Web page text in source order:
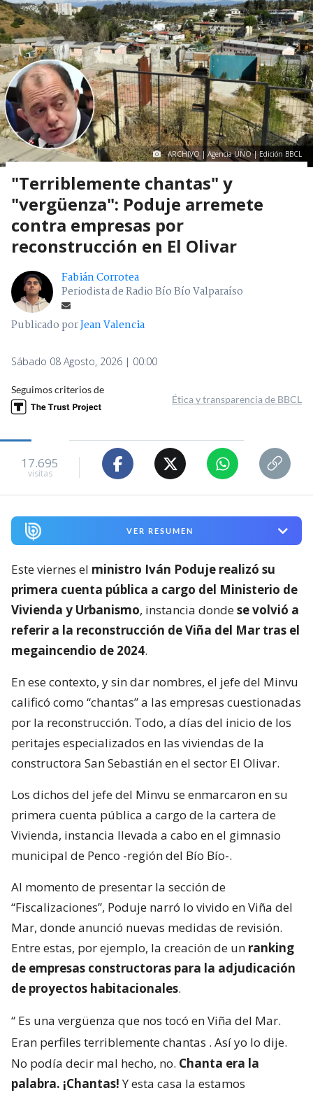
ARCHIVO | Agencia UNO | Edición BBCL
"Terriblemente chantas" y
"vergüenza": Poduje arremete
contra empresas por
reconstrucción en El Olivar
Fabián Corrotea
Periodista de Radio Bío Bío Valparaíso
Publicado porJean Valencia
Sábado 08 Agosto, 2026 | 00:00
Seguimos criterios de
Ética y transparencia de BBCL
17.695
visitas
VER RESUMEN
Este viernes el ministro Iván Poduje realizó su
primera cuenta pública a cargo del Ministerio de
Vivienda y Urbanismo, instancia dondese volvió a
referir a la reconstrucción de Viña del Mar tras el
megaincendio de 2024.
En ese contexto, y sin dar nombres, el jefe del Minvu
calificó como “chantas” a las empresas cuestionadas
por la reconstrucción. Todo, a días del inicio de los
peritajes especializados en las viviendas de la
constructora San Sebastián en el sector El Olivar.
Los dichos del jefe del Minvu se enmarcaron en su
primera cuenta pública a cargo de la cartera de
Vivienda, instancia llevada a cabo en el gimnasio
municipal de Penco -región del Bío Bío-.
Al momento de presentar la sección de
“Fiscalizaciones”, Poduje narró lo vivido en Viña del
Mar, donde anunció nuevas medidas de revisión.
Entre estas, por ejemplo, la creación de un ranking
de empresas constructoras para la adjudicación
de proyectos habitacionales.
“ Es una vergüenza que nos tocó en Viña del Mar.
Eran perfiles terriblemente chantas . Así yo lo dije.
No podía decir mal hecho, no. Chanta era la
palabra. ¡Chantas!Y esta casa la estamos